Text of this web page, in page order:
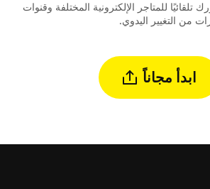
للمتاجر الإلكترونية المختلفة وقنوات
ابدأ مجاناً